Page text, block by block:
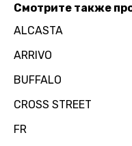
Смотрите также
ALCASTA
ARRIVO
BUFFALO
CROSS STREET
FR